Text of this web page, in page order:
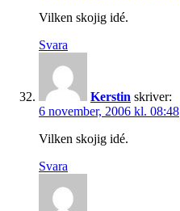
Vilken skojig idé.
Svara
Kerstin skriver:
6 november, 2006 kl. 08:48
Vilken skojig idé.
Svara